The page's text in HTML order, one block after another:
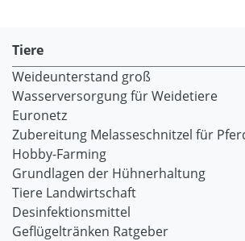
Tiere
Weideunterstand groß
Wasserversorgung für Weidetiere
Euronetz
Zubereitung Melasseschnitzel für
Hobby-Farming
Grundlagen der Hühnerhaltung
Tiere Landwirtschaft
Desinfektionsmittel
Geflügeltränken Ratgeber